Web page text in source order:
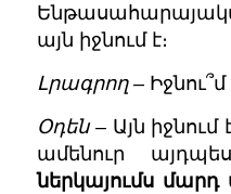
այն իջնում է։
Լրագրող– Իջնու՞մ
Օդեն– Այն
ամենուր
ներկայումս